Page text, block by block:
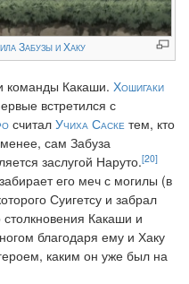
Забузы и Хаку
команды Какаши. Хошигаки
встретился с
считал Учиха Саске тем, кто
сам Забуза
заслугой Наруто.[20]
его меч с могилы (в
Суигетсу и забрал
Какаши и
благодаря ему и Хаку
каким он уже был на